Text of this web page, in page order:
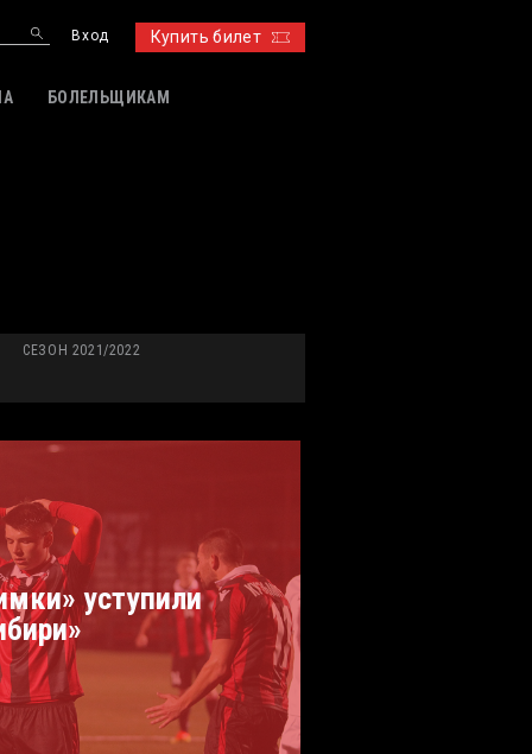
Купить билет
Вход
БОЛЕЛЬЩИКАМ
СЕЗОН 2021/2022
уступили